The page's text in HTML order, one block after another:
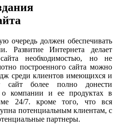
очередь должен обеспечивать
Развитие Интернета делает
необходимостью, но не
построенного сайта можно
среди клиентов имеющихся и
сайт более полно донести
компании и ее продуктах в
24/7. кроме того, что вся
потенциальным клиентам, с
партнеры.